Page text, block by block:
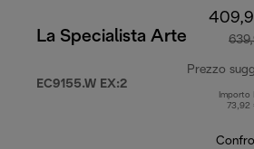
La Specialista Arte
EC9155.W EX:2
Prezzo
Importo
73,92